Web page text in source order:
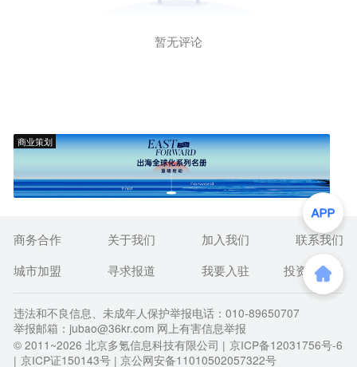
暂无评论
商业策划
商务合作 关于我们 加入我们
联系我们
城市加盟
寻求报道 我要入驻 投资者关系
违法和不良信息、未成年人保护举报电话：010-89650707
举报邮箱：jubao@36kr.com 网上有害信息举报
© 2011~2026 北京多氪信息科技有限公司 | 京ICP备12031756号-6
| 京ICP证150143号 | 京公网安备11010502057322号